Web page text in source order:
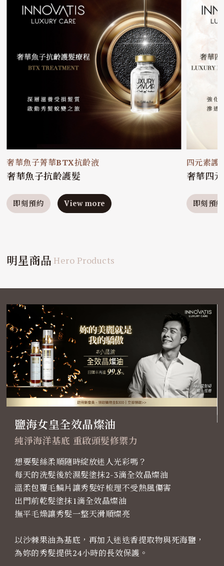
奢華魚子菁華BTX抗齡液
奢華魚子抗齡護髮
即刻預約 View more
四元素護
奢華四
即刻預約
明星商品 Hero Products
鹽海女皇全效晶燦油
純淨海洋基底 重啟頭髮修禦力
想要髮絲柔順隨時綻放迷人光彩嗎？
每天的洗髮後於濕髮塗抹2-3滴全效晶燦油
溫柔包覆毛鱗片讓秀髮好梳理不受熱風傷害
出門前乾髮塗抹1滴全效晶燦油
撫平毛燥讓秀髮一整天滑順燦亮
以沙棘果油為基底，再加入迷迭香提取物與死海鹽，
為妳的秀髮提供24小時的長效保護。